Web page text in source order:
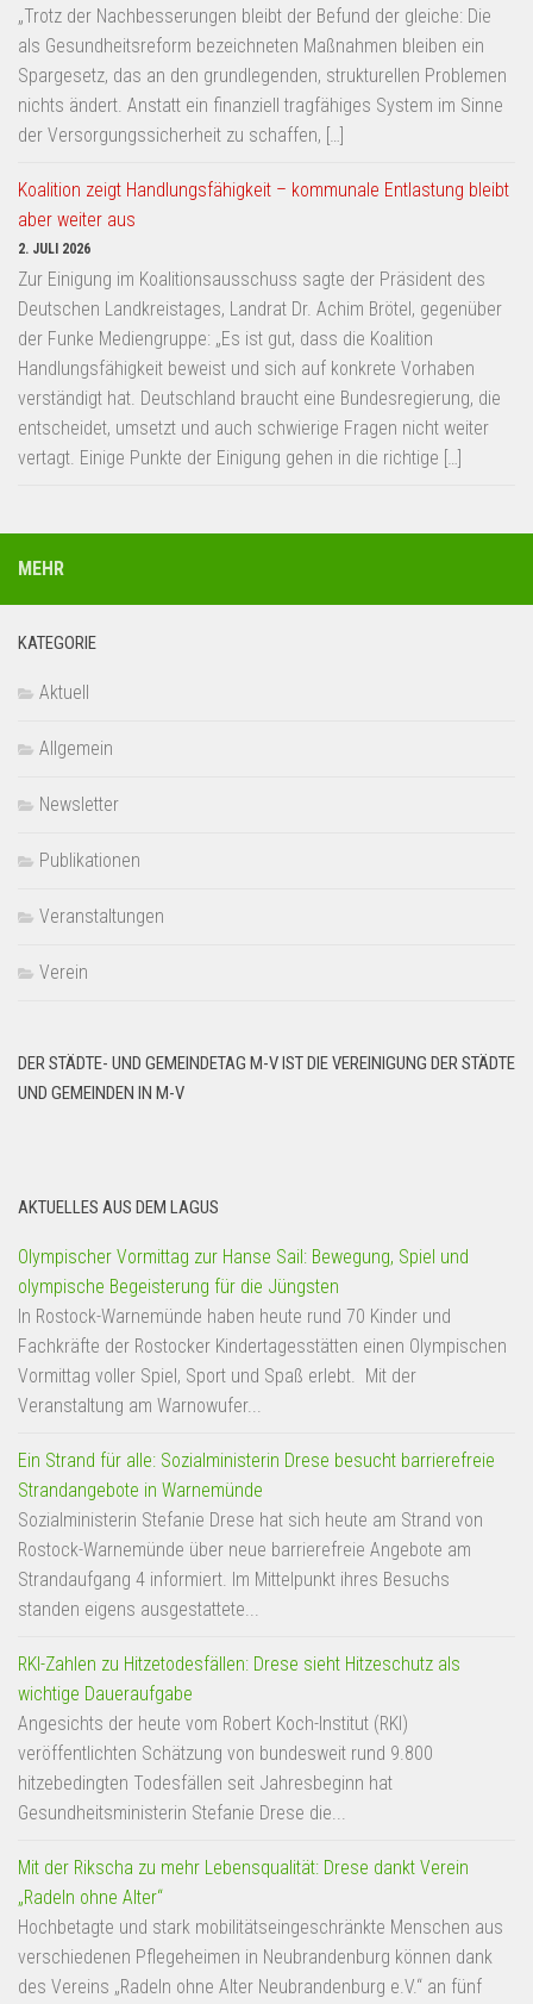
„Trotz der Nachbesserungen bleibt der Befund der gleiche: Die
als Gesundheitsreform bezeichneten Maßnahmen bleiben ein
Spargesetz, das an den grundlegenden, strukturellen Problemen
nichts ändert. Anstatt ein finanziell tragfähiges System im Sinne
der Versorgungssicherheit zu schaffen, […]
Koalition zeigt Handlungsfähigkeit – kommunale Entlastung bleibt
aber weiter aus
2. JULI 2026
Zur Einigung im Koalitionsausschuss sagte der Präsident des
Deutschen Landkreistages, Landrat Dr. Achim Brötel, gegenüber
der Funke Mediengruppe: „Es ist gut, dass die Koalition
Handlungsfähigkeit beweist und sich auf konkrete Vorhaben
verständigt hat. Deutschland braucht eine Bundesregierung, die
entscheidet, umsetzt und auch schwierige Fragen nicht weiter
vertagt. Einige Punkte der Einigung gehen in die richtige […]
MEHR
KATEGORIE
Aktuell
Allgemein
Newsletter
Publikationen
Veranstaltungen
Verein
DER STÄDTE- UND GEMEINDETAG M-V IST DIE VEREINIGUNG DER STÄDTE
UND GEMEINDEN IN M-V
AKTUELLES AUS DEM LAGUS
Olympischer Vormittag zur Hanse Sail: Bewegung, Spiel und
olympische Begeisterung für die Jüngsten
In Rostock-Warnemünde haben heute rund 70 Kinder und
Fachkräfte der Rostocker Kindertagesstätten einen Olympischen
Vormittag voller Spiel, Sport und Spaß erlebt. Mit der
Veranstaltung am Warnowufer...
Ein Strand für alle: Sozialministerin Drese besucht barrierefreie
Strandangebote in Warnemünde
Sozialministerin Stefanie Drese hat sich heute am Strand von
Rostock-Warnemünde über neue barrierefreie Angebote am
Strandaufgang 4 informiert. Im Mittelpunkt ihres Besuchs
standen eigens ausgestattete...
RKI-Zahlen zu Hitzetodesfällen: Drese sieht Hitzeschutz als
wichtige Daueraufgabe
Angesichts der heute vom Robert Koch-Institut (RKI)
veröffentlichten Schätzung von bundesweit rund 9.800
hitzebedingten Todesfällen seit Jahresbeginn hat
Gesundheitsministerin Stefanie Drese die...
Mit der Rikscha zu mehr Lebensqualität: Drese dankt Verein
„Radeln ohne Alter“
Hochbetagte und stark mobilitätseingeschränkte Menschen aus
verschiedenen Pflegeheimen in Neubrandenburg können dank
des Vereins „Radeln ohne Alter Neubrandenburg e.V.“ an fünf